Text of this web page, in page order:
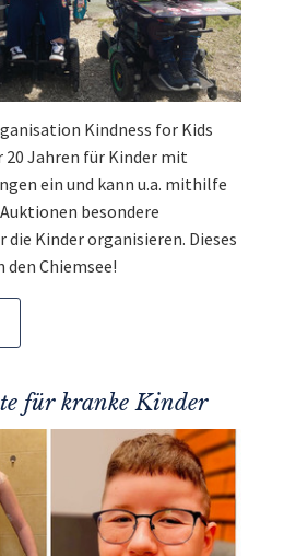
Kindness for Kids
Jahren für Kinder mit
ein und kann u.a. mithilfe
besondere
die Kinder organisieren. Dieses
den Chiemsee!
für kranke Kinder